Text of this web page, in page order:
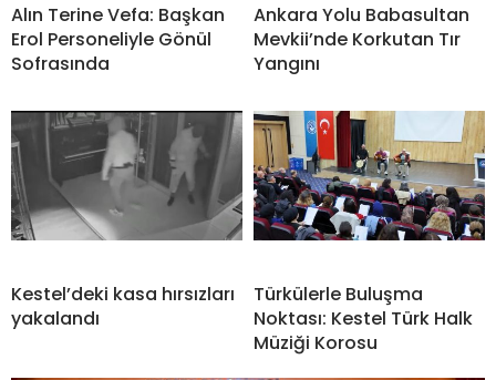
Alın Terine Vefa: Başkan
Erol Personeliyle Gönül
Sofrasında
Ankara Yolu Babasultan
Mevkii’nde Korkutan Tır
Yangını
Kestel’deki kasa hırsızları
yakalandı
Türkülerle Buluşma
Noktası: Kestel Türk Halk
Müziği Korosu